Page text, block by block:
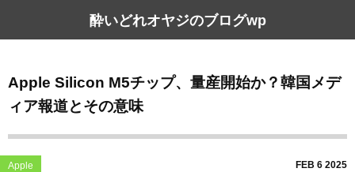
酔いどれオヤジのブログwp
Apple Silicon M5チップ、量産開始か？韓国メデ
ィア報道とその意味
Apple FEB 6 2025